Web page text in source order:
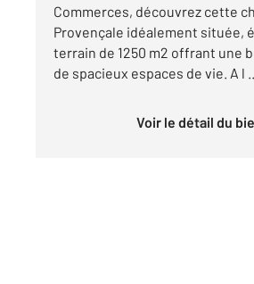
Commerces, découvrez cette
Provençale idéalement située,
terrain de 1250 m2 offrant une
de spacieux espaces de vie. A l ...
Voir le détail du